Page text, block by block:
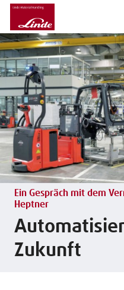
Ein Gespräch mit dem
Heptner
Zukunft